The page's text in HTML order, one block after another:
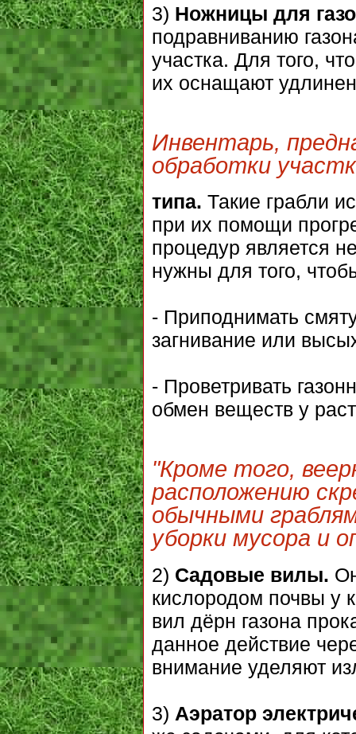
3) Ножницы для
подравниванию
участка. Для того,
их оснащают
Инвентарь,
обработки
типа. Такие грабли
при их помощи
процедур является
нужны для того,
- Приподнимать
загнивание или
- Проветривать
обмен веществ у
"Кроме того,
расположению
обычными
уборки мусора и
2) Садовые вилы.
кислородом почвы у
вил дёрн газона
данное действие
внимание уделяют
3) Аэратор